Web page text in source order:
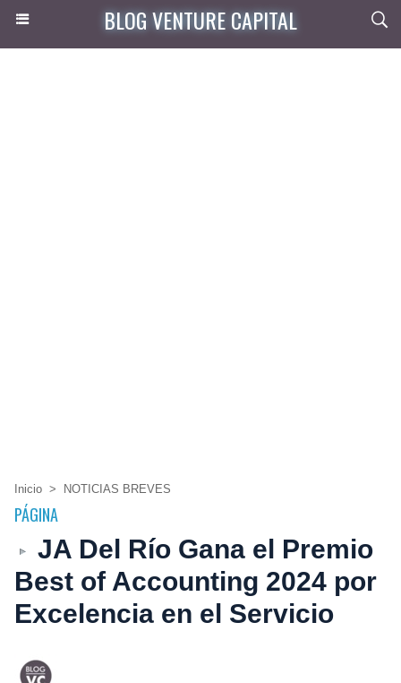
BLOG VENTURE CAPITAL
Inicio > NOTICIAS BREVES
PÁGINA
JA Del Río Gana el Premio
Best of Accounting 2024 por
Excelencia en el Servicio